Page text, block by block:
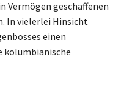
Vermögen geschaffenen
In vielerlei Hinsicht
einen
kolumbianische